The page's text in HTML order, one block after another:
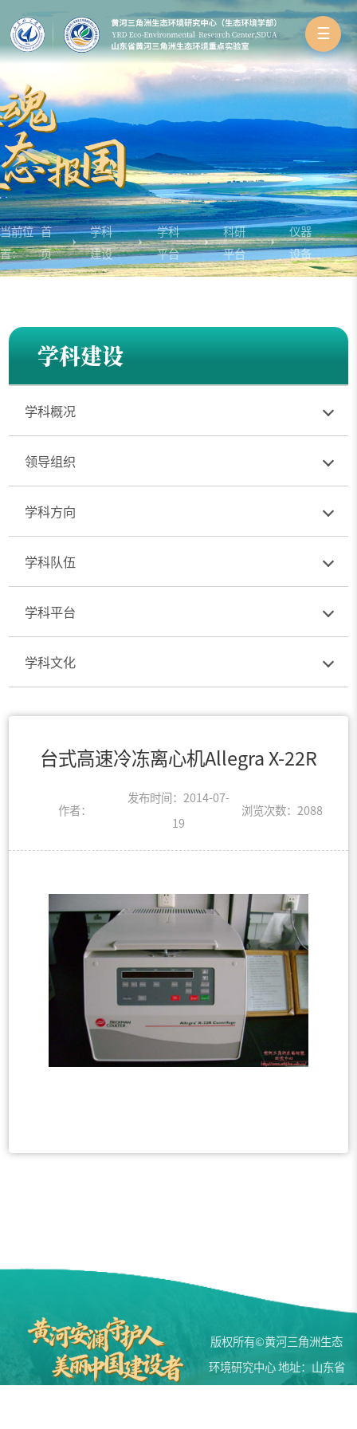
☰
当前位
置：
首
页
学科
建设
学科
平台
科研
平台
仪器
设备
学科建设
学科概况
领导组织
学科方向
学科队伍
学科平台
学科文化
台式高速冷冻离心机Allegra X-22R
作者：
发布时间：2014-07-
19
浏览次数： 2088
版权所有©黄河三角洲生态
环境研究中心 地址：山东省